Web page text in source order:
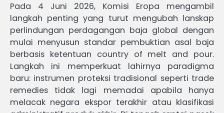
Pada 4 Juni 2026, Komisi Eropa mengambil
langkah penting yang turut mengubah lanskap
perlindungan perdagangan baja global dengan
mulai menyusun standar pembuktian asal baja
berbasis ketentuan country of melt and pour.
Langkah ini memperkuat lahirnya paradigma
baru: instrumen proteksi tradisional seperti trade
remedies tidak lagi memadai apabila hanya
melacak negara ekspor terakhir atau klasifikasi